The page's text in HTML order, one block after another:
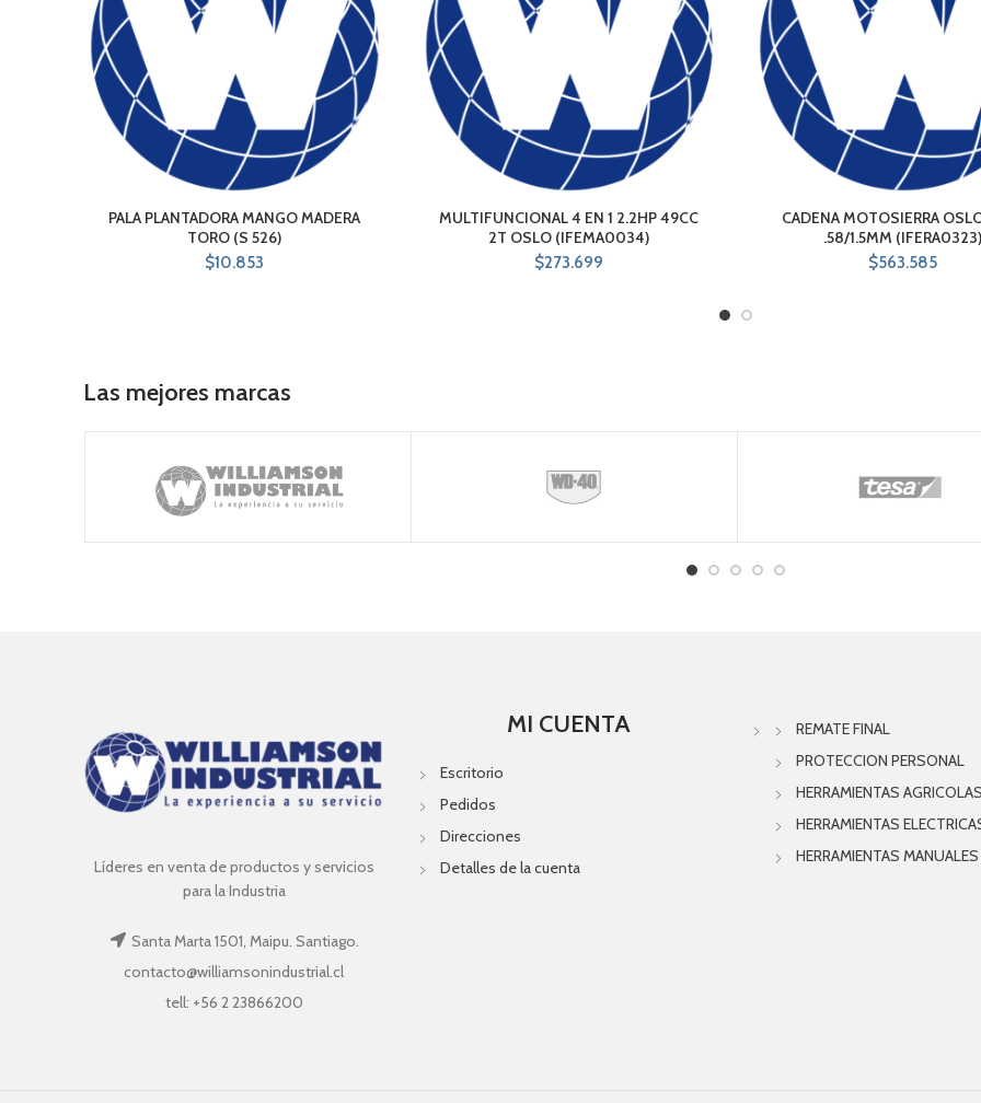
PALA PLANTADORA MANGO MADERA
TORO (S 526)
$10.853
MULTIFUNCIONAL 4 EN 1 2.2HP 49CC
2T OSLO (IFEMA0034)
$273.699
CADENA MOTOSIERRA
.58/1.5MM
$563.585
Las mejores marcas
Líderes en venta de productos y servicios
para la Industria
Santa Marta 1501, Maipu. Santiago.
contacto@williamsonindustrial.cl
tell: +56 2 23866200
MI CUENTA
Escritorio
Pedidos
Direcciones
Detalles de la cuenta
REMATE FINAL
PROTECCION PERSONAL
HERRAMIENTAS
HERRAMIENTAS
HERRAMIENTAS MANUALES